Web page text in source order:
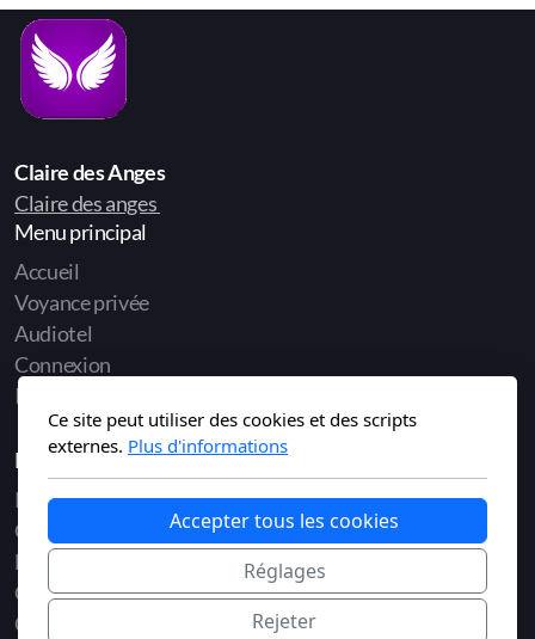
Claire des Anges
Claire des anges
Menu principal
Accueil
Voyance privée
Audiotel
Connexion
Inscription
Légal
Politique de confidentialité
Conditions d'utilisation
Mentions légales
Conditions générales de vente
Charte de déontologie
Ce site peut utiliser des cookies et des scripts
externes. Plus d'informations
Accepter tous les cookies
Réglages
Rejeter